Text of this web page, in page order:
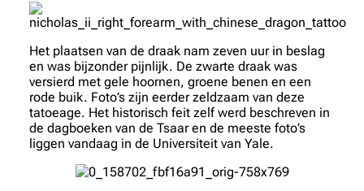
Het plaatsen van de draak nam zeven uur in beslag
en was bijzonder pijnlijk. De zwarte draak was
versierd met gele hoornen, groene benen en een
rode buik. Foto’s zijn eerder zeldzaam van deze
tatoeage. Het historisch feit zelf werd beschreven in
de dagboeken van de Tsaar en de meeste foto’s
liggen vandaag in de Universiteit van Yale.